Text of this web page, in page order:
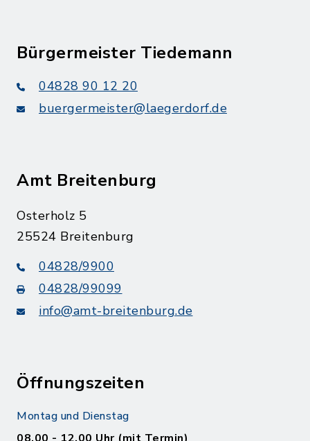
Bürgermeister Tiedemann
04828 90 12 20
buergermeister@laegerdorf.de
Amt Breitenburg
Osterholz 5
25524 Breitenburg
04828/9900
04828/99099
info@amt-breitenburg.de
Öffnungszeiten
Montag und Dienstag